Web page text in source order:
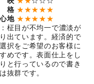
★★★★★
地 ★★★★★
：柾目が不均一で濃淡が
出ています。経済的で
択をご希望のお客様に
めです。表面仕上をし
と行っているので書き
抜群です。